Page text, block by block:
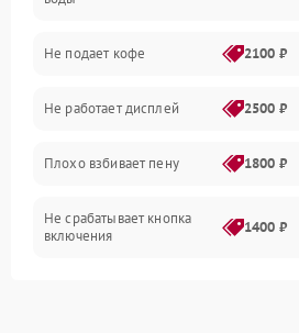
Проблемы с капучинатором и паром
Управление и электроника
Программное обеспечение
Не подает кофе 2100 ₽
Не работает дисплей 2500 ₽
Плохо взбивает пену 1800 ₽
Не срабатывает кнопка
включения
1400 ₽